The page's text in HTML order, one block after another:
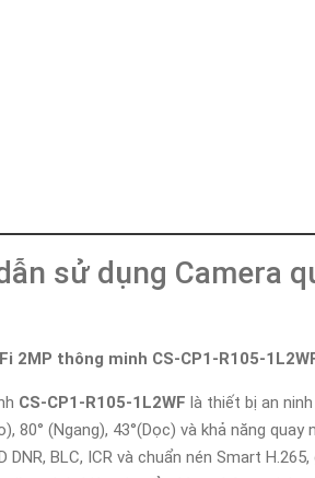
sử dụng Camera
2MP thông minh CS-CP1-R105-
CS-CP1-R105-1L2WF là thiết bị an
80° (Ngang), 43°(Dọc) và khả năng
DNR, BLC, ICR và chuẩn nén Smart